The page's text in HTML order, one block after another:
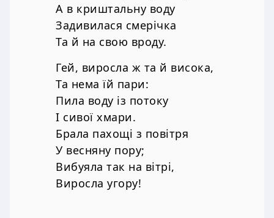
А в криштальну воду
Задивилася смерічка
Та й на свою вроду.
Гей, виросла ж та й висока,
Та нема їй пари:
Пила воду із потоку
І сивої хмари.
Брала пахощі з повітря
У весняну пору;
Вибуяла так на вітрі,
Виросла угору!